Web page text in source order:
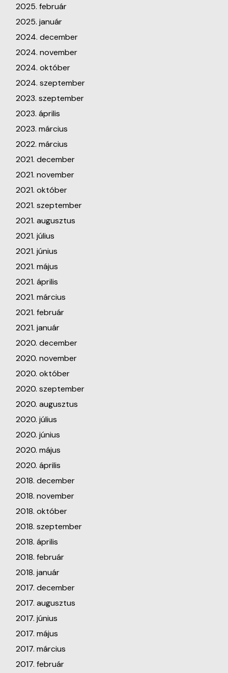
2025. február
2025. január
2024. december
2024. november
2024. október
2024. szeptember
2023. szeptember
2023. április
2023. március
2022. március
2021. december
2021. november
2021. október
2021. szeptember
2021. augusztus
2021. július
2021. június
2021. május
2021. április
2021. március
2021. február
2021. január
2020. december
2020. november
2020. október
2020. szeptember
2020. augusztus
2020. július
2020. június
2020. május
2020. április
2018. december
2018. november
2018. október
2018. szeptember
2018. április
2018. február
2018. január
2017. december
2017. augusztus
2017. június
2017. május
2017. március
2017. február